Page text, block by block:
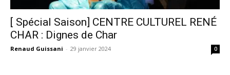
[ Spécial Saison] CENTRE CULTUREL RENÉ
CHAR : Dignes de Char
Renaud Guissani - 29 janvier 2024 0